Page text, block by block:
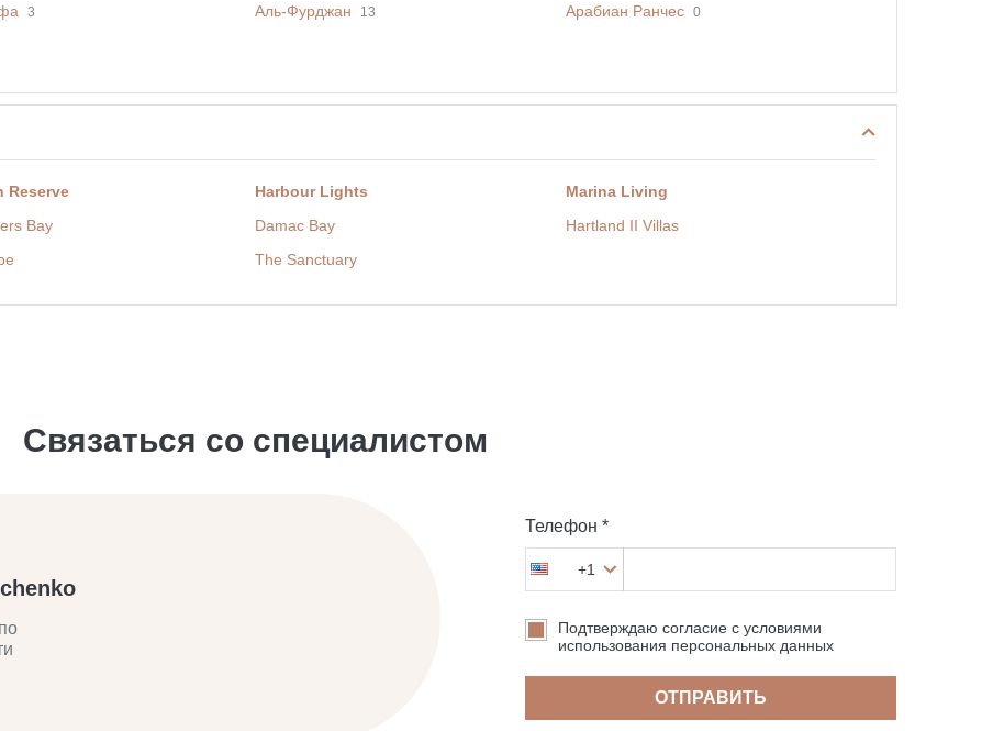
3 Аль-Фурджан 13 Арабиан Ранчес 0
Reserve Harbour Lights
Marina Living
Bay Damac Bay
Hartland II Villas
The Sanctuary
Связаться со специалистом
Телефон *
+1
Подтверждаю согласие с условиями
использования персональных данных
ОТПРАВИТЬ